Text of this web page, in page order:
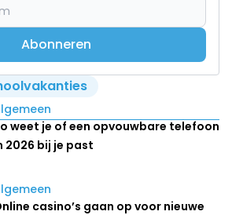
Abonneren
weet je of een opvouwbare telefoon
2026 bij je past
casino’s gaan op voor nieuwe